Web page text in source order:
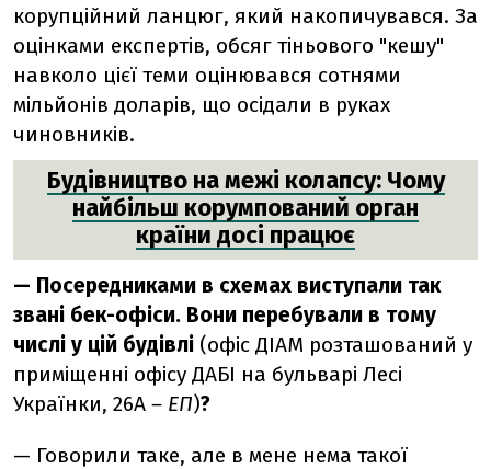
корупційний ланцюг, який накопичувався. За
оцінками експертів, обсяг тіньового "кешу"
навколо цієї теми оцінювався сотнями
мільйонів доларів, що осідали в руках
чиновників.
Будівництво на межі колапсу: Чому
найбільш корумпований орган
країни досі працює
— Посередниками в схемах виступали так
звані бек-офіси. Вони перебували в тому
числі у цій будівлі (офіс ДІАМ розташований у
приміщенні офісу ДАБІ на бульварі Лесі
Українки, 26А – ЕП)?
— Говорили таке, але в мене нема такої